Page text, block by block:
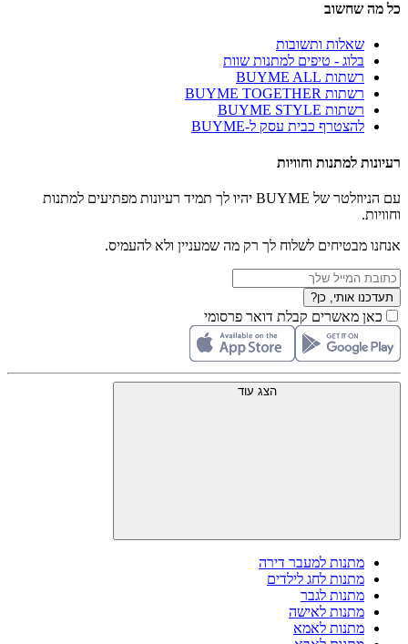
כל מה שחשוב
שאלות ותשובות
בלוג - טיפים למתנות שוות
רשתות BUYME ALL
רשתות BUYME TOGETHER
רשתות BUYME STYLE
להצטרף כבית עסק ל-BUYME
רעיונות למתנות וחוויות
עם הניוזלטר של BUYME יהיו לך תמיד רעיונות מפתיעים למתנות
וחוויות.
אנחנו מבטיחים לשלוח לך רק מה שמעניין ולא להעמיס.
תעדכנו אותי, כן?
כאן מאשרים קבלת דואר פרסומי
הצג עוד
מתנות למעבר דירה
מתנות לחג לילדים
מתנות לגבר
מתנות לאישה
מתנות לאמא